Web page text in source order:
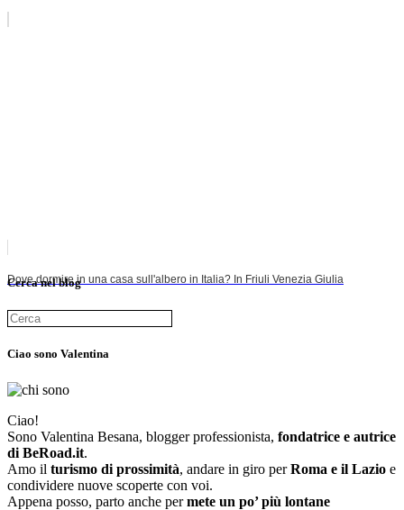
Dove dormire in una casa sull'albero in Italia? In Friuli Venezia Giulia
Cerca nel blog
Ciao sono Valentina
Ciao!
Sono Valentina Besana, blogger professionista, fondatrice e autrice
di BeRoad.it.
Amo il turismo di prossimità, andare in giro per Roma e il Lazio e
condividere nuove scoperte con voi.
Appena posso, parto anche per mete un po’ più lontane